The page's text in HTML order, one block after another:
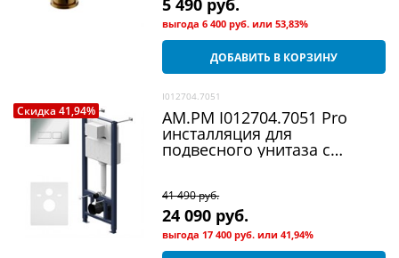
5 490 руб.
выгода6 400 руб. или53,83%
ДОБАВИТЬ В КОРЗИНУ
Скидка 41,94%
I012704.7051
AM.PM I012704.7051 Pro
инсталляция для
подвесного унитаза с
41 490 руб.
24 090 руб.
выгода 17 400 руб. или41,94%